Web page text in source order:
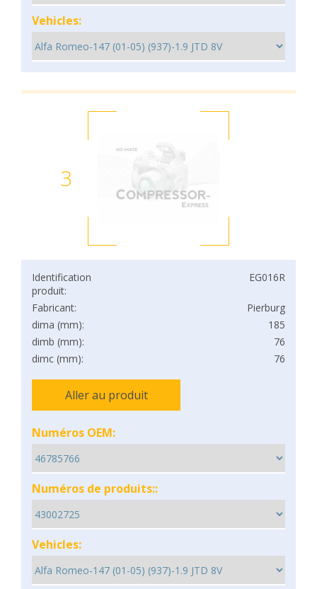
Vehicles:
3
Identification
produit:
EG016R
Fabricant:
Pierburg
dima (mm):
185
dimb (mm):
76
dimc (mm):
76
Aller au produit
Numéros OEM:
Numéros de produits::
Vehicles: